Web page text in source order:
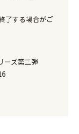
了する場合がご
ーズ第二弾